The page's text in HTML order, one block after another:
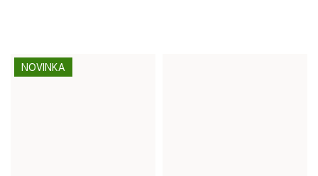
NOVINKA